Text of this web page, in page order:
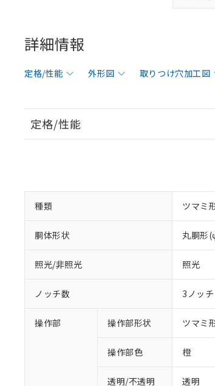
詳細情報
定格/性能 外形図 取りつけ穴加工図
定格/性能
種類 ツマミ
胴体形状 丸胴形
照光/非照光 照光
ノッチ数 3ノッチ
操作部 操作部形状 ツマミ
操作部色 橙
透明/不透明 透明